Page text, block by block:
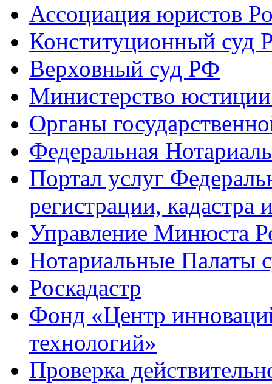
Ассоциация юристов
Конституционный суд
Верховный суд РФ
Министерство
Органы
Федеральная
Портал услуг
регистрации, кадастра
Управление Минюста
Нотариальные Палаты
Роскадастр
Фонд «Центр
технологий»
Проверка